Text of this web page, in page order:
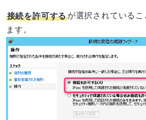
接続を許可するが選択されている
ます。